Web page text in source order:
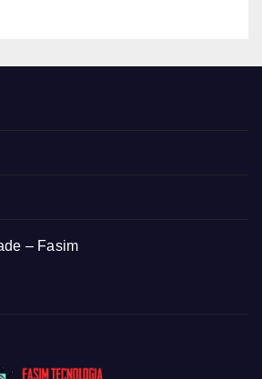
– Fasim